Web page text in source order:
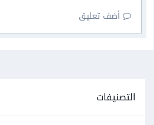
أضف تعليق
التصنيفات